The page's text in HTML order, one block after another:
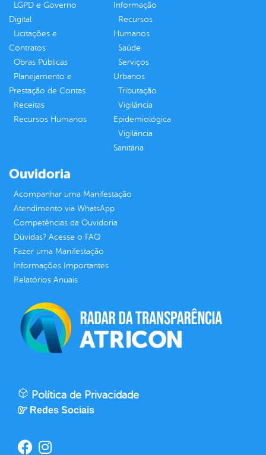
LGPD e Governo
Digital
Licitações e
Contratos
Obras Públicas
Planejamento e
Prestação de Contas
Receitas
Recursos Humanos
Informação
Recursos
Humanos
Saúde
Serviços
Urbanos
Tributação
Vigilância
Epidemiológica
Vigilância
Sanitária
Ouvidoria
Acompanhar uma Manifestação
Atendimento via WhatsApp
Competências da Ouvidoria
Dúvidas? Acesse o FAQ
Fazer uma Manifestação
Informações Importantes
Relatórios Anuais
Política de Privacidade
Redes Sociais